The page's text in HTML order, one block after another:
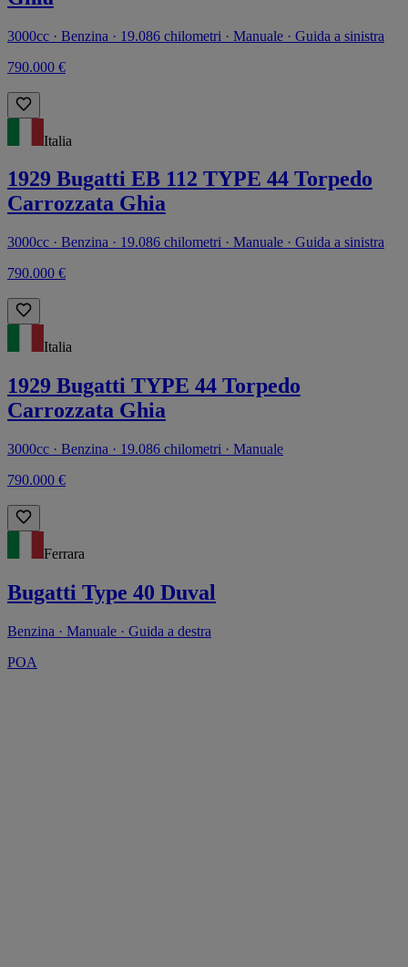
3000cc · Benzina · 19.086 chilometri · Manuale · Guida a sinistra
790.000 €
Italia
1929 Bugatti EB 112 TYPE 44 Torpedo
Carrozzata Ghia
3000cc · Benzina · 19.086 chilometri · Manuale · Guida a sinistra
790.000 €
Italia
1929 Bugatti TYPE 44 Torpedo
Carrozzata Ghia
3000cc · Benzina · 19.086 chilometri · Manuale
790.000 €
Ferrara
Bugatti Type 40 Duval
Benzina · Manuale · Guida a destra
POA